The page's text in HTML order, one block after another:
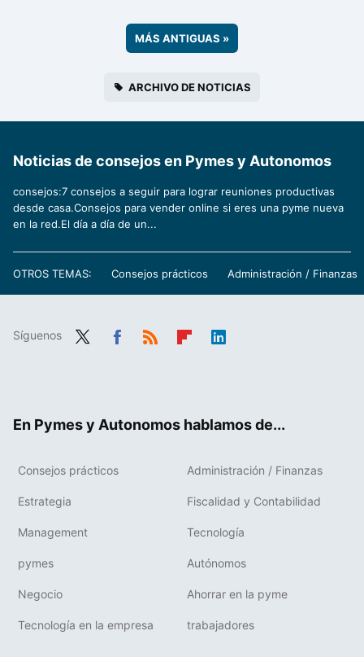
MÁS ANTIGUAS »
ARCHIVO DE NOTICIAS
Noticias de consejos en Pymes y Autonomos
consejos:7 consejos a seguir para lograr reuniones productivas
desde casa.Consejos para vender online si eres una pyme nueva
en la red.El día a día de un...
OTROS TEMAS: Consejos prácticos Administración / Finanzas
Síguenos
En Pymes y Autonomos hablamos de...
Consejos prácticos Administración / Finanzas
Estrategia Fiscalidad y Contabilidad
Management Tecnología
pymes Autónomos
Negocio Ahorrar en la pyme
Tecnología en la empresa trabajadores